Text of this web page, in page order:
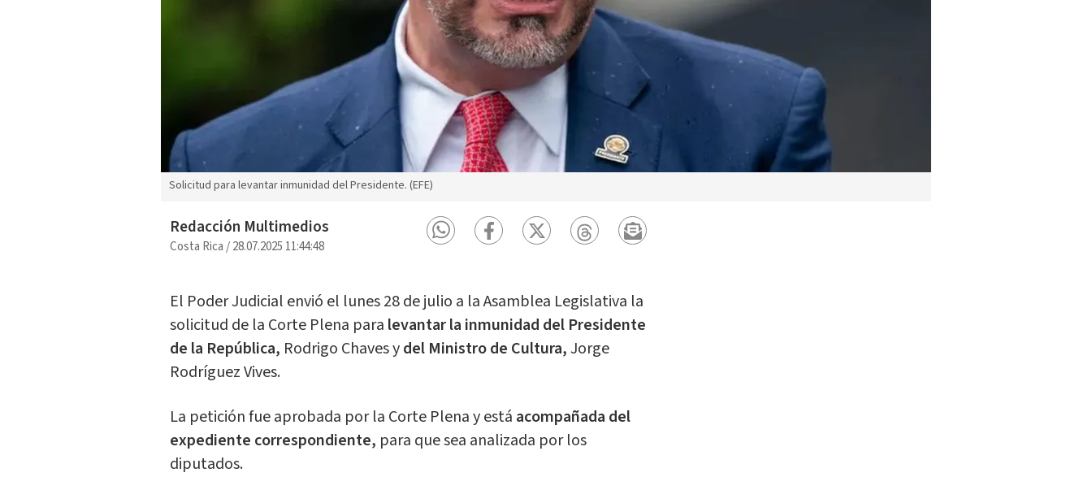
Solicitud para levantar inmunidad del Presidente. (EFE)
Redacción Multimedios
Costa Rica/28.07.2025 11:44:48
El Poder Judicial envió el lunes 28 de julio a la Asamblea Legislativa la
solicitud de la Corte Plena para levantar la inmunidad del Presidente
de la República, Rodrigo Chaves ydel Ministro de Cultura,Jorge
Rodríguez Vives.
La petición fue aprobada por la Corte Plena y está acompañada del
expediente correspondiente, para que sea analizada por los
diputados.